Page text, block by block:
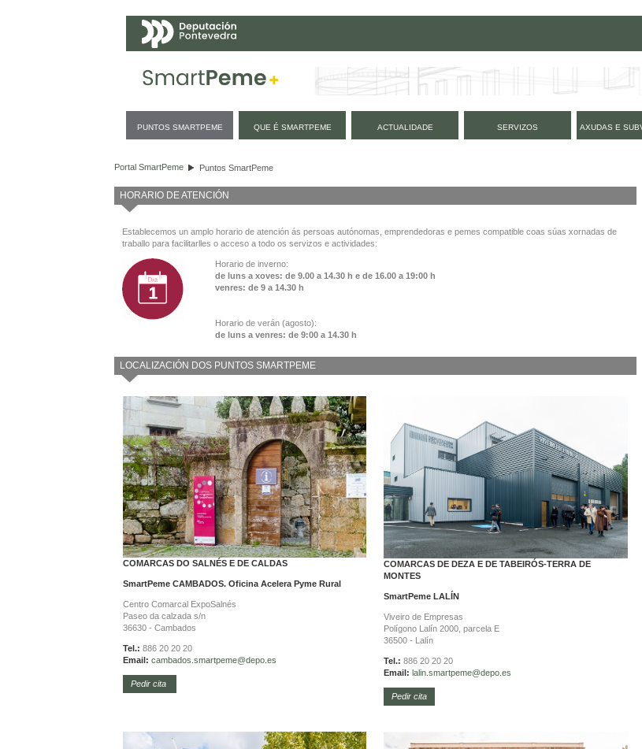
PUNTOS SMARTPEME QUE É SMARTPEME ACTUALIDADE SERVIZOS AXUDAS E
Portal SmartPeme Puntos SmartPeme
HORARIO DE ATENCIÓN
Establecemos un amplo horario de atención ás persoas autónomas, emprendedoras e pemes compatible coas súas xornadas de
traballo para facilitarlles o acceso a todo os servizos e actividades:
Horario de inverno:
de luns a xoves: de 9.00 a 14.30 h e de 16.00 a 19:00 h
venres: de 9 a 14.30 h
Horario de verán (agosto):
de luns a venres: de 9:00 a 14.30 h
LOCALIZACIÓN DOS PUNTOS SMARTPEME
COMARCAS DO SALNÉS E DE CALDAS
SmartPeme CAMBADOS. Oficina Acelera Pyme Rural
Centro Comarcal ExpoSalnés
Paseo da calzada s/n
36630 - Cambados
Tel.: 886 20 20 20
Email: cambados.smartpeme@depo.es
Pedir cita
COMARCAS DE DEZA E DE TABEIRÓS-TERRA DE
MONTES
SmartPeme LALÍN
Viveiro de Empresas
Polígono Lalín 2000, parcela E
36500 - Lalín
Tel.: 886 20 20 20
Email: lalin.smartpeme@depo.es
Pedir cita